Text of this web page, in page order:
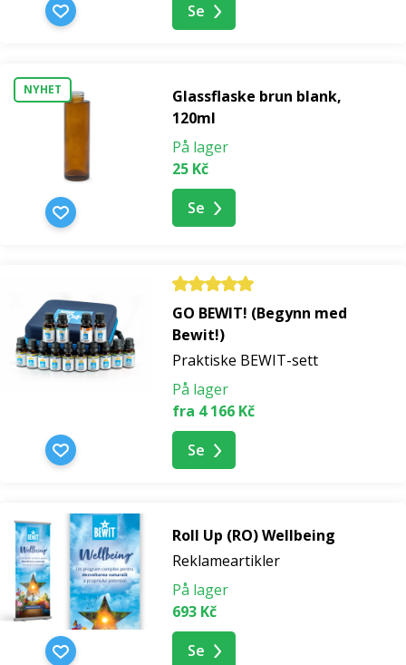
Se
NYHET
Glassflaske brun blank,
120ml
På lager
25 Kč
Se
GO BEWIT! (Begynn med
Bewit!)
Praktiske BEWIT-sett
På lager
fra 4 166 Kč
Se
Roll Up (RO) Wellbeing
Reklameartikler
På lager
693 Kč
Se